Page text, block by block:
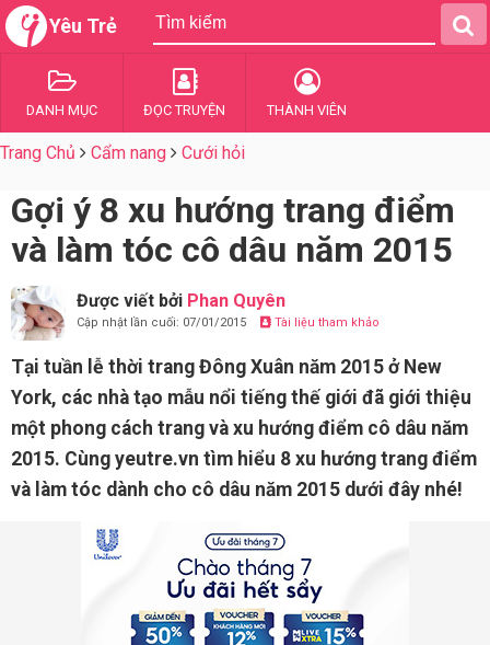
Yêu Trẻ
DANH MỤC ĐỌC TRUYỆN THÀNH VIÊN
Trang Chủ Cẩm nang Cưới hỏi
Gợi ý 8 xu hướng trang điểm
và làm tóc cô dâu năm 2015
Được viết bởi Phan Quyên
Cập nhật lần cuối: 07/01/2015 Tài liệu tham khảo
Tại tuần lễ thời trang Đông Xuân năm 2015 ở New
York, các nhà tạo mẫu nổi tiếng thế giới đã giới thiệu
một phong cách trang và xu hướng điểm cô dâu năm
2015. Cùng yeutre.vn tìm hiểu 8 xu hướng trang điểm
và làm tóc dành cho cô dâu năm 2015 dưới đây nhé!